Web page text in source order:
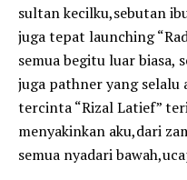
sultan kecilku,sebutan
juga tepat launching
semua begitu luar biasa,
juga pathner yang selalu
tercinta “Rizal Latief”
menyakinkan aku,dari
semua nyadari